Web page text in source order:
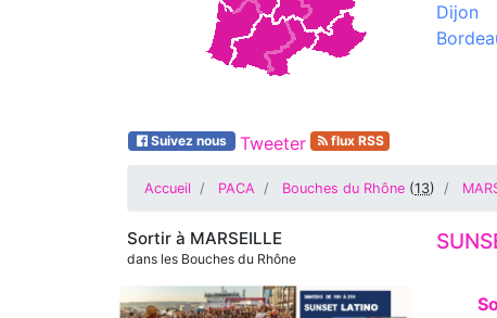
Dijon
Suivez nous Tweeter flux RSS
Accueil PACA Bouches du Rhône (13)
Sortir à MARSEILLE
dans les Bouches du Rhône